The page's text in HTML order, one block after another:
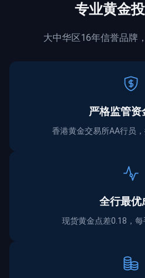
专业黄金
大中华区16年信誉品牌
严格监管资
香港黄金交易所AA行员
全行最优
现货黄金点差0.18，